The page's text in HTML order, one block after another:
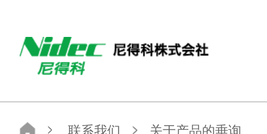
尼得科株式会社 - NIDEC CORPORATION